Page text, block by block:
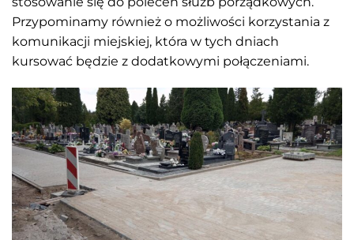
Przypominamy również o możliwości korzystania z
komunikacji miejskiej, która w tych dniach
kursować będzie z dodatkowymi połączeniami.